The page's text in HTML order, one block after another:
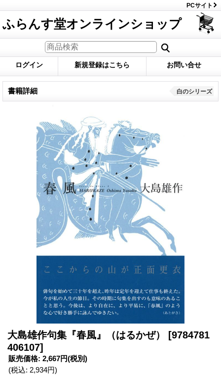
PCサイト
ふらんす堂オンラインショップ
ログイン 新規登録はこちら お問い合せ
書籍詳細 白のシリーズ
大島雄作句集『春風』（はるかぜ）
[9784781
406107]
販売価格: 2,667円(税別)
(税込: 2,934円)